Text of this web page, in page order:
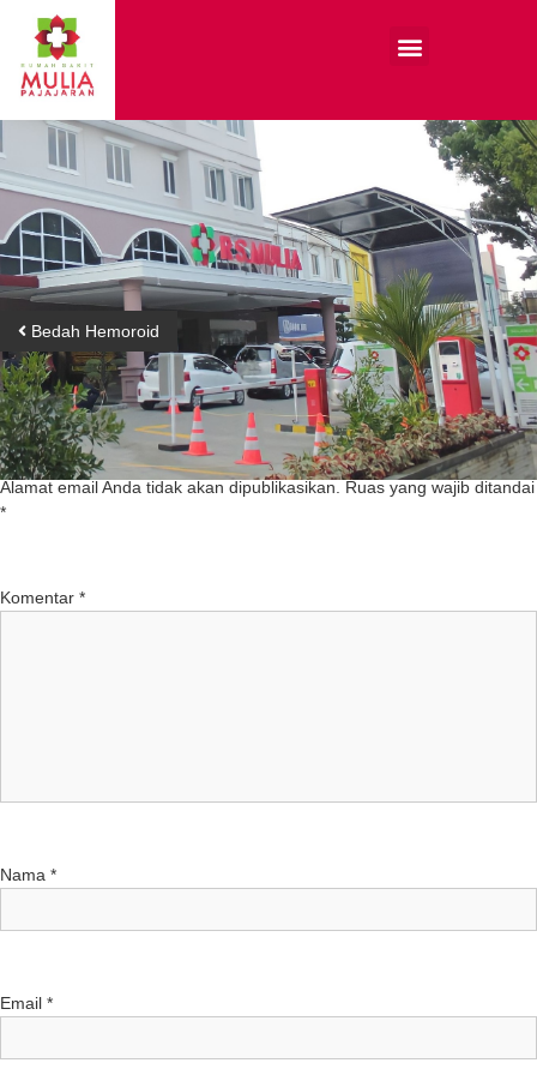
Bedah Hemoroid
Tinggalkan Balasan
Alamat email Anda tidak akan dipublikasikan.
Ruas yang wajib ditandai
*
Komentar *
Nama *
Email *